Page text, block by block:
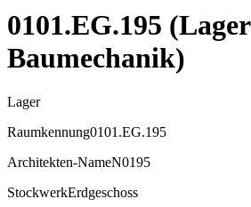
0101.EG.195 (Lager
Baumechanik)
Lager
Raumkennung0101.EG.195
Architekten-NameN0195
StockwerkErdgeschoss